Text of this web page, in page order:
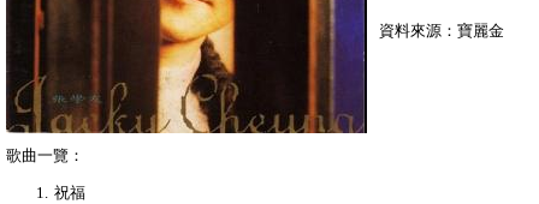
資料來源：寶麗金
歌曲一覽：
祝福